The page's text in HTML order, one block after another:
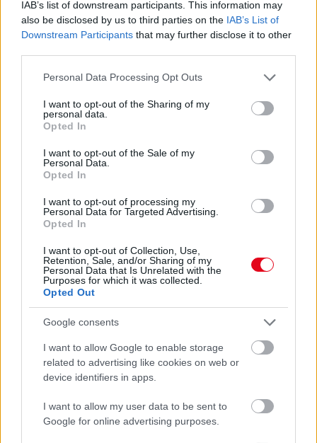
IAB’s list of downstream participants. This information may
also be disclosed by us to third parties on the IAB’s List of
Downstream Participants that may further disclose it to other
Please note that this website/app uses one or more Google
not limited to your visit or usage behaviour. You may click to
grant or deny consent to Google and its third-party tags to
use your data for below specified purposes in below Google
consent section.
Personal Data Processing Opt Outs
I want to opt-out of the Sharing of my
personal data.
Opted In
I want to opt-out of the Sale of my
Personal Data.
Opted In
I want to opt-out of processing my
Personal Data for Targeted Advertising.
Opted In
I want to opt-out of Collection, Use,
Retention, Sale, and/or Sharing of my
Personal Data that Is Unrelated with the
Purposes for which it was collected.
Opted Out
Google consents
I want to allow Google to enable storage
related to advertising like cookies on web or
device identifiers in apps.
I want to allow my user data to be sent to
Google for online advertising purposes.
EMIATT CSÖKKENHET A HATÁSUK
Érdemes odafigyelni rá
Erre figyelj!
07. 31.
NEM A CITROMSAV, AZ ECET VAGY A
SZÓDABIKARBÓNA A LEGERŐSEBB: EZT HASZNÁLJÁK A
SZÁLLODÁKBAN A VÍZKŐ ELLEN
Ez a szer tényleg eltünteti a vízkövet
07. 31.
HAGYD A SÓT: EGY CSIPET EBBŐL A FŐZŐVÍZBE,
Titkos hozzávaló
24 óra